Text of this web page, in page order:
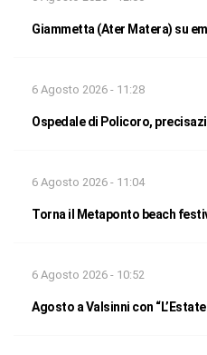
Giammetta (Ater Matera) su
6 Agosto 2026 - 11:28
Ospedale di Policoro,
6 Agosto 2026 - 11:04
Torna il Metaponto beach
6 Agosto 2026 - 10:52
Agosto a Valsinni con “L’Estate